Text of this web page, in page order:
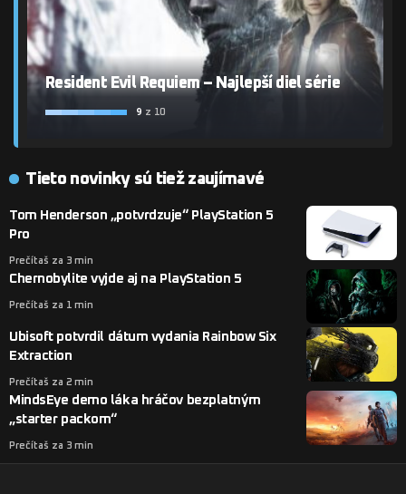
Resident Evil Requiem – Najlepší diel série
9 z 10
Tieto novinky sú tiež zaujímavé
Tom Henderson „potvrdzuje“ PlayStation 5
Pro
Prečítaš za 3 min
Chernobylite vyjde aj na PlayStation 5
Prečítaš za 1 min
Ubisoft potvrdil dátum vydania Rainbow Six
Extraction
Prečítaš za 2 min
MindsEye demo láka hráčov bezplatným
„starter packom“
Prečítaš za 3 min